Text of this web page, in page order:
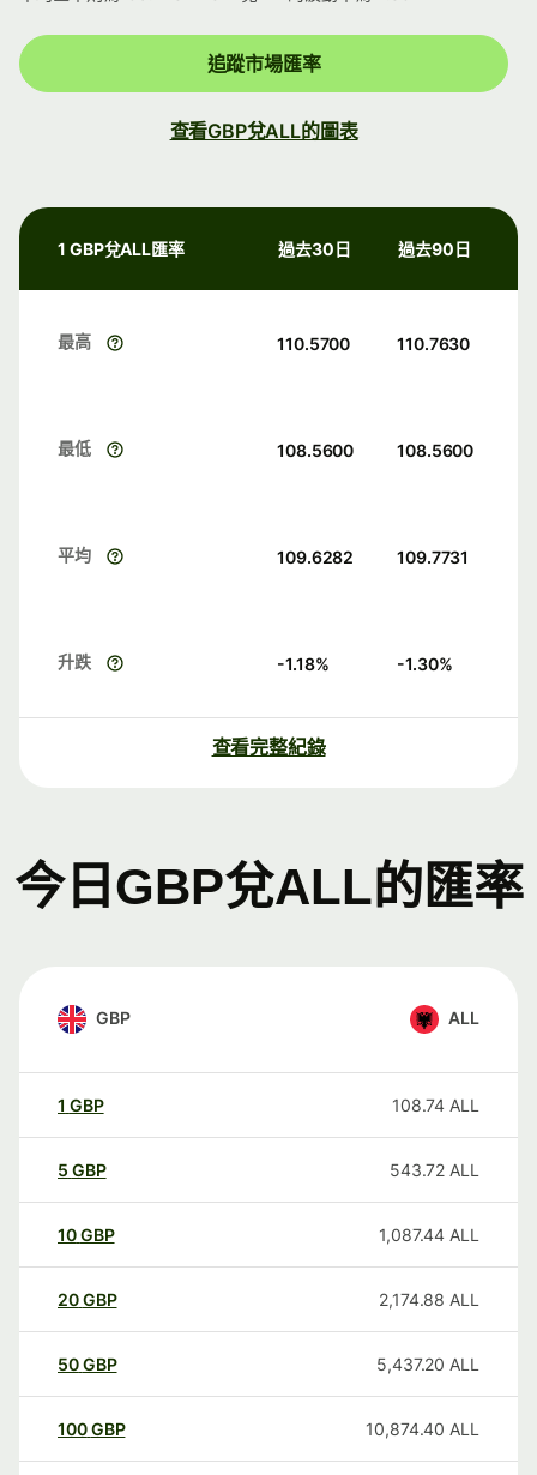
追蹤市場匯率
查看GBP兌ALL的圖表
1 GBP兌ALL匯率 過去30日 過去90日
最高 110.5700 110.7630
最低 108.5600 108.5600
平均 109.6282 109.7731
升跌 -1.18% -1.30%
查看完整紀錄
今日GBP兌ALL的匯率
GBP ALL
1 GBP 108.74 ALL
5 GBP 543.72 ALL
10GBP 1,087.44 ALL
20GBP 2,174.88 ALL
50GBP 5,437.20 ALL
100GBP 10,874.40 ALL